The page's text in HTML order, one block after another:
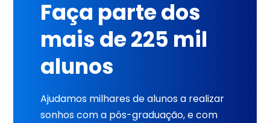
Faça parte dos
mais de 225 mil
alunos
Ajudamos milhares de alunos a realizar
sonhos com a pós-graduação, e com